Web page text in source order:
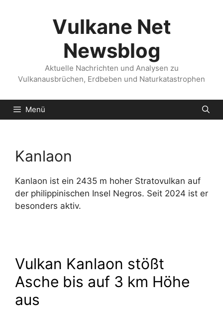
Vulkane Net
Newsblog
Aktuelle Nachrichten und Analysen zu
Vulkanausbrüchen, Erdbeben und Naturkatastrophen
Menü
Kanlaon
Kanlaon ist ein 2435 m hoher Stratovulkan auf
der philippinischen Insel Negros. Seit 2024 ist er
besonders aktiv.
Vulkan Kanlaon stößt
Asche bis auf 3 km Höhe
aus